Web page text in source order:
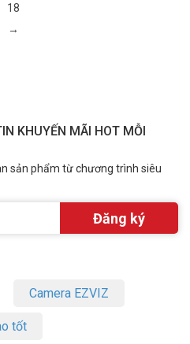
18
→
KHUYẾN MÃI HOT MỖI
sản phẩm từ chương trình siêu
Camera EZVIZ
tốt